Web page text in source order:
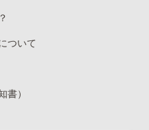
ついて
書）